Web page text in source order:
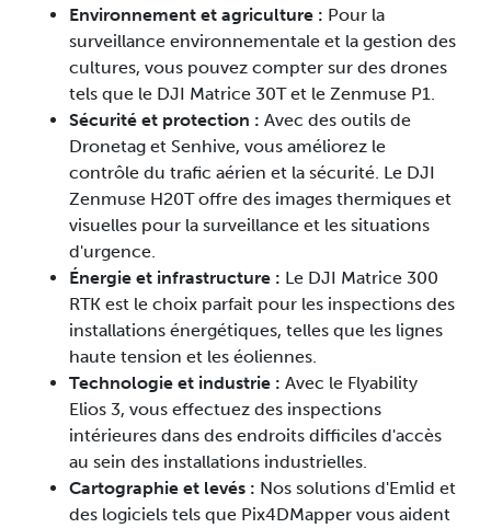
Environnement et agriculture : Pour la
surveillance environnementale et la gestion des
cultures, vous pouvez compter sur des drones
tels que le DJI Matrice 30T et le Zenmuse P1.
Sécurité et protection : Avec des outils de
Dronetag et Senhive, vous améliorez le
contrôle du trafic aérien et la sécurité. Le DJI
Zenmuse H20T offre des images thermiques et
visuelles pour la surveillance et les situations
d'urgence.
Énergie et infrastructure : Le DJI Matrice 300
RTK est le choix parfait pour les inspections des
installations énergétiques, telles que les lignes
haute tension et les éoliennes.
Technologie et industrie : Avec le Flyability
Elios 3, vous effectuez des inspections
intérieures dans des endroits difficiles d'accès
au sein des installations industrielles.
Cartographie et levés : Nos solutions d'Emlid et
des logiciels tels que Pix4DMapper vous aident